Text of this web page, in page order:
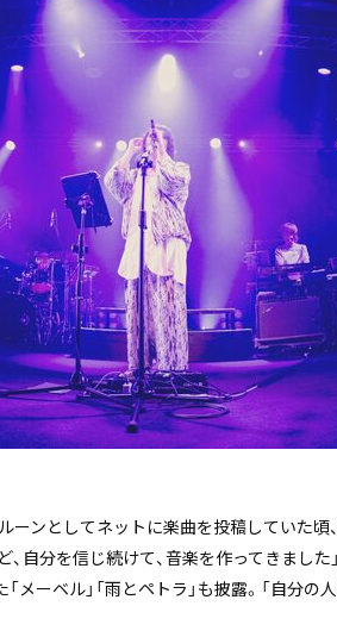
ーンとしてネットに楽曲を投稿していた
自分を信じ続けて、音楽を作ってきまし
ーベル」「雨とペトラ」も披露。「自分